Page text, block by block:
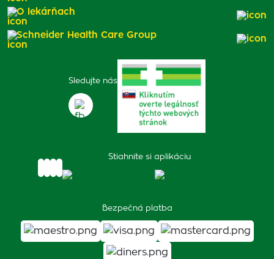
Sledujte nás
Stiahnite si aplikáciu
Bezpečná platba
O lekárňach
Schneider Health Care Group